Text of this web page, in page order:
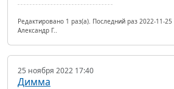
Редактировано 1 раз(а). Последний раз 2022-11-
Александр Г..
25 ноября 2022 17:40
Димма